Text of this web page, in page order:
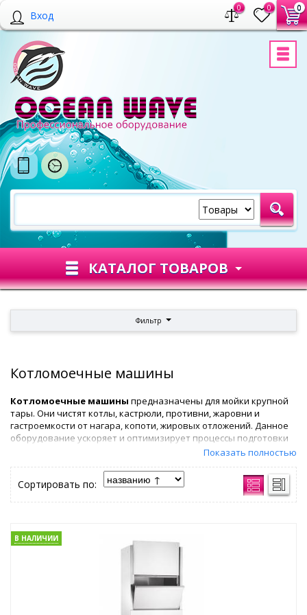
Вход
0 0 0
КАТАЛОГ ТОВАРОВ
Фильтр
Котломоечные машины
Котломоечные машины предназначены для мойки крупной
тары. Они чистят котлы, кастрюли, противни, жаровни и
гастроемкости от нагара, копоти, жировых отложений. Данное
оборудование ускоряет и оптимизирует процессы подготовки
Котломоечные машины закупают:
• предприятия пищевой промышленности;
• супермаркеты;
• хлебобулочные предприятия.
Востребованность данного оборудования обусловлена
высокой производительностью. Автоматизация процессов
чистки инвентаря снижает нагрузку на персонал. Для
Показать полностью
Сортировать по:
В НАЛИЧИИ